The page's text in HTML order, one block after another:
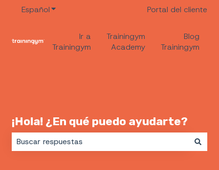
EspañolTraducciones de Mostrar submenú de
Portal del cliente
Ir a
Trainingym
Trainingym
Academy
Blog
Trainingym
¡Hola! ¿En qué puedo ayudarte?